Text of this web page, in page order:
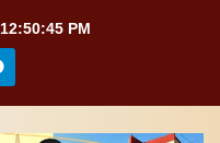
12:50:46 PM